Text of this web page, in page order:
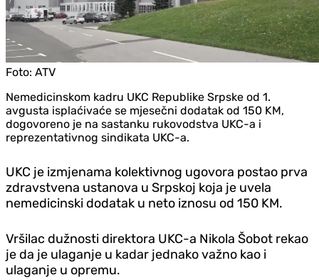
Foto: ATV
Nemedicinskom kadru UKC Republike Srpske od 1.
avgusta isplaćivaće se mjesečni dodatak od 150 KM,
dogovoreno je na sastanku rukovodstva UKC-a i
reprezentativnog sindikata UKC-a.
UKC je izmjenama kolektivnog ugovora postao prva
zdravstvena ustanova u Srpskoj koja je uvela
nemedicinski dodatak u neto iznosu od 150 KM.
Vršilac dužnosti direktora UKC-a Nikola Šobot rekao
je da je ulaganje u kadar jednako važno kao i
ulaganje u opremu.